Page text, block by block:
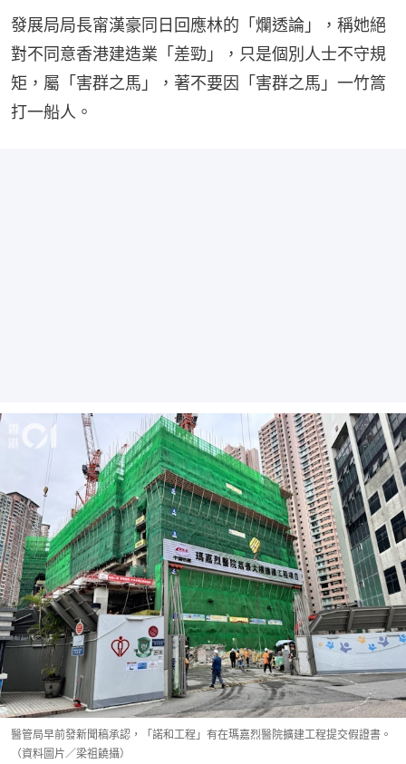
發展局局長甯漢豪同日回應林的「爛透論」，稱她絕
對不同意香港建造業「差勁」，只是個別人士不守規
矩，屬「害群之馬」，著不要因「害群之馬」一竹篙
打一船人。
醫管局早前發新聞稿承認，「諾和工程」有在瑪嘉烈醫院擴建工程提交假證書。
（資料圖片／梁祖饒攝）